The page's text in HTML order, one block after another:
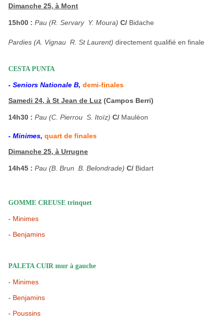
Dimanche 25, à Mont
15h00 :Pau (R. Servary  Y. Moura) C/ Bidache
Pardies (A. Vignau  R. St Laurent) directement qualifié en finale
CESTA PUNTA
- Seniors Nationale B, demi-finales
Samedi 24, à St Jean de Luz (Campos Berri)
14h30 :Pau (C. Pierrou  S. Itoïz) C/ Mauléon
- Minimes, quart de finales
Dimanche 25, à Urrugne
14h45 : Pau (B. Brun  B. Belondrade) C/ Bidart
GOMME CREUSE trinquet
- Minimes
- Benjamins
PALETA CUIR mur à gauche
- Minimes
- Benjamins
- Poussins